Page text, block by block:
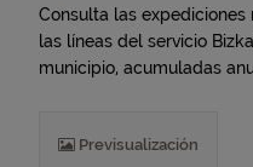
Consulta las
las líneas del servicio
municipio, acumuladas
Previsualización